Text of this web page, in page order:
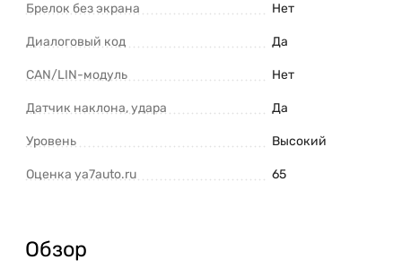
Брелок без экрана Нет
Диалоговый код Да
CAN/LIN-модуль Нет
Датчик наклона, удара Да
Уровень Высокий
Оценка ya7auto.ru 65
Обзор